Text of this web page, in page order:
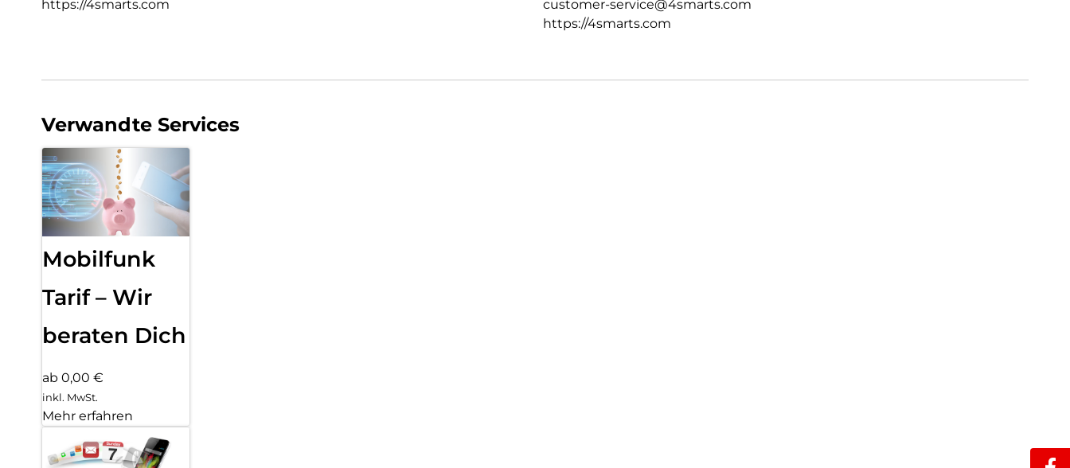
https://4smarts.com
customer-service@4smarts.com
https://4smarts.com
Verwandte Services
Mobilfunk
Tarif – Wir
beraten Dich
ab 0,00 €
inkl. MwSt.
Mehr erfahren